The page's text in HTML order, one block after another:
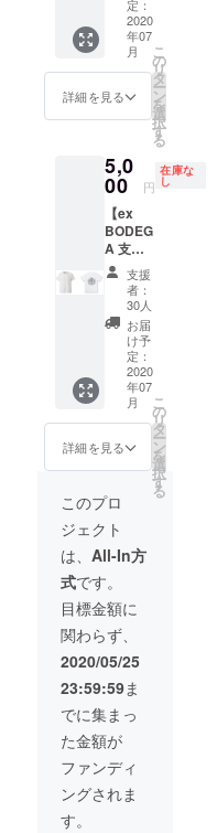
すと大
変あり
がたい
です。
をして
いただ
く際に
『上乗
援』を
するこ
きま
す。 ご
都合許
す場合
は、リ
ターン
の額に
上乗せ
して、
ご支援
頂けま
すと大
変あり
がたい
です。
入場時
のドリ
ンク代
す。 *リ
ターン
は、郵
送もし
くは店
舗での
受け取
りの選
択が可
能です
ので、
支援時
にプル
ダウン
でお選
びくだ
さい。
間は営
業再開
6ヶ月以
内) (店
頭にて
お受け
渡しの
場合は
ご本人
様確認
をさせ
て頂き
ます) *
募集終
了時、
営業再
開の目
処が立
ち次
第、オ
支援時
にプル
ダウン
でお選
さい。 *
店舗で
は、営
業再開
してか
ら6ヶ月
間を受
け取り
受付期
間とさ
せてい
ただき
ます。
(店頭に
てお受
け渡し
人様確
認をさ
きます)
*ご支援
をして
いただ
く際に
『上乗
せ支
援』を
するこ
とがで
きま
す。 ご
都合許
す場合
は、リ
ターン
の額に
上乗せ
ます。 *
サイズ
はプル
ダウン
から選
択して
のお受
け取り
は、郵
送もし
くは店
舗での
受け取
りの選
択が可
能です
ので、
支援時
にプル
ダウン
でお選
さい。 *
店舗で
取り
は、営
業再開
してか
間を受
け取り
受付期
間とさ
せてい
ただき
ます。
(店頭に
てお受
け渡し
の場合
はご本
人様確
500
円)×2枚
がセッ
トにな
りま
す。 *黒
ます。 *
サイズ
ダウン
から選
択して
くださ
い。 *リ
ターン
のお受
け取り
は、郵
送もし
くは店
舗での
受け取
りの選
ので、
にプル
ダウン
びくだ
さい。 *
店舗で
の受け
取り
業再開
してか
間を受
け取り
間とさ
ケット2
枚】 レ
ディー
スサイ
ズから
XXLサ
くご用
意致し
まし
た。 ex
BODEG
Aで使用
して頂
けるド
リンク
チケッ
ト(1枚
500
円)×2枚
がセッ
トにな
りま
す。 *白
になり
サイズ
はプル
ダウン
から選
択して
くださ
い。 *リ
ターン
け取り
は、郵
送もし
くは店
舗での
受け取
りの選
定：
2020
年07
月
詳細を見る
こ
の
リ
タ
ー
ン
を
選
択
す
る
5,0
00 円
在庫な
し
【ex
BODEG
A 支援
オリジ
ナルT
シャツ
（白or
黒）+オ
リジナ
ショッ
トグラ
ス1個】
レ
ディー
ズから
XXLサ
イズま
で幅広
くご用
意致し
まし
た。 ex
BODEG
Aオリジ
ナル
ショッ
トグラ
ス1個が
セット
になり
ます。 *
ボ
支援
者：
30人
お届
け予
定：
2020
年07
月
詳細を見る
こ
の
リ
タ
ー
ン
を
選
択
す
る
このプロ
ジェクト
は、 All-In方
式です。
目標金額に
関わらず、
2020/05/25
23:59:59ま
でに集まっ
た金額が
ファンディ
ングされま
す。